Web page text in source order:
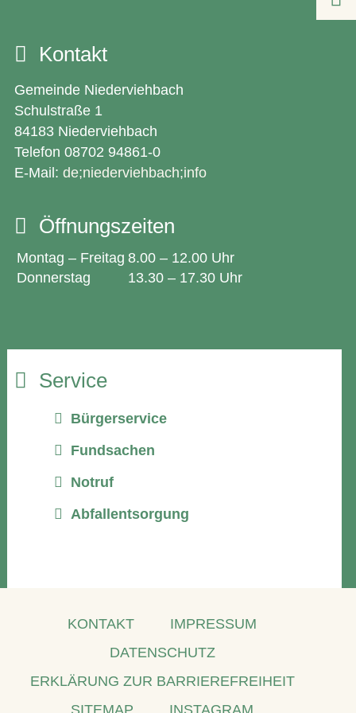
Kontakt
Gemeinde Niederviehbach
Schulstraße 1
84183 Niederviehbach
Telefon 08702 94861-0
E-Mail: de;niederviehbach;info
Öffnungszeiten
Montag – Freitag 8.00 – 12.00 Uhr
Donnerstag
13.30 – 17.30 Uhr
Service
Bürgerservice
Fundsachen
Notruf
Abfallentsorgung
KONTAKT
IMPRESSUM
DATENSCHUTZ
ERKLÄRUNG ZUR BARRIEREFREIHEIT
SITEMAP
INSTAGRAM